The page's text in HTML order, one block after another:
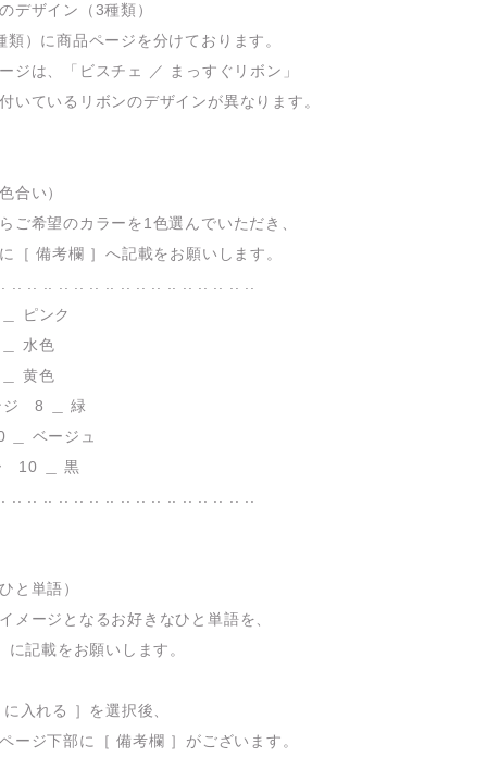
デザイン（3種類）
類）に商品ページを分けております。
ジは、「ビスチェ ／ まっすぐリボン」
いているリボンのデザインが異なります。
合い）
ご希望のカラーを1色選んでいただき、
［ 備考欄 ］へ記載をお願いします。
ピンク
水色
黄色
ジ 8 ＿ 緑
ベージュ
10 ＿ 黒
と単語）
メージとなるお好きなひと単語を、
に記載をお願いします。
入れる ］を選択後、
ージ下部に［ 備考欄 ］がございます。